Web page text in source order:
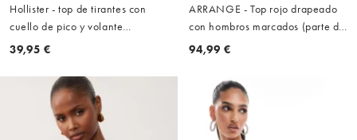
Hollister - top de tirantes con
cuello de pico y volante
delantero en burdeos
39,95 €
ARRANGE - Top rojo drapeado
con hombros marcados (parte de
un conjunto)
94,99 €